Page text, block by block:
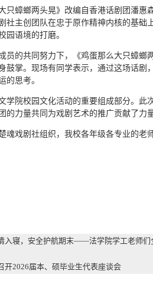
只蟑螂两头晃》改编自香港话剧团潘惠
社主创团队在忠于原作精神内核的基础
园语境的打磨。
员的共同努力下，《鸡蛋那么大只蟑螂
鼓掌。现场有同学表示，通过这场话剧
的思考。
学院校园文化活动的重要组成部分。此
的力量共同为戏剧艺术的推广贡献了力量
魂戏剧社组织，我校各年级各专业的老
入寝，安全护航期末——法学院学工老师们
开2026届本、硕毕业生代表座谈会